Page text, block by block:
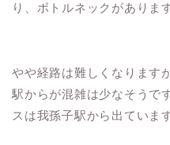
り、ボトルネックがあります
やや経路は難しくなります
駅からが混雑は少なそうで
スは我孫子駅から出ています